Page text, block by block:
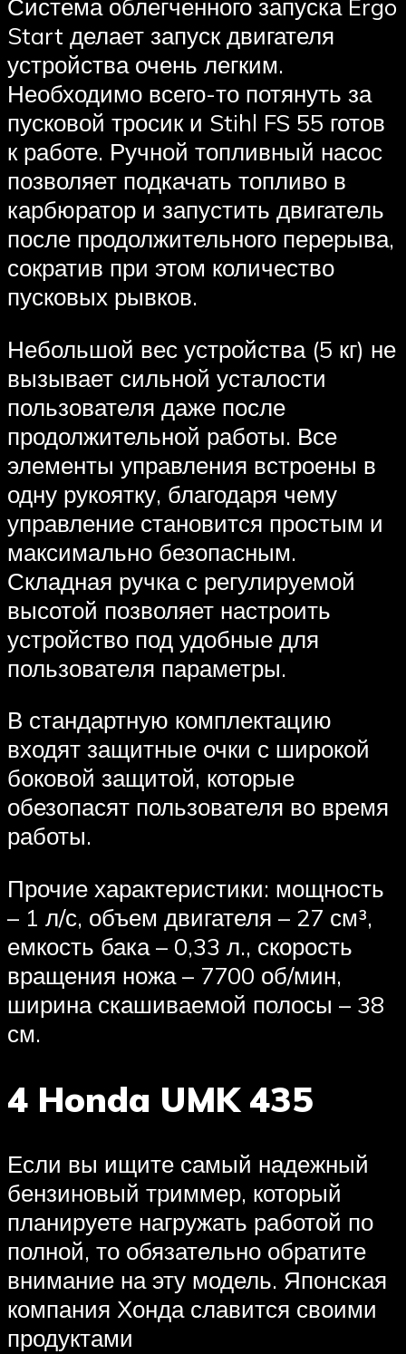
Система облегченного запуска Ergo
Start делает запуск двигателя
устройства очень легким.
Необходимо всего-то потянуть за
пусковой тросик и Stihl FS 55 готов
к работе. Ручной топливный насос
позволяет подкачать топливо в
карбюратор и запустить двигатель
после продолжительного перерыва,
сократив при этом количество
пусковых рывков.
Небольшой вес устройства (5 кг) не
вызывает сильной усталости
пользователя даже после
продолжительной работы. Все
элементы управления встроены в
одну рукоятку, благодаря чему
управление становится простым и
максимально безопасным.
Складная ручка с регулируемой
высотой позволяет настроить
устройство под удобные для
пользователя параметры.
В стандартную комплектацию
входят защитные очки с широкой
боковой защитой, которые
обезопасят пользователя во время
работы.
Прочие характеристики: мощность
– 1 л/с, объем двигателя – 27 см³,
емкость бака – 0,33 л., скорость
вращения ножа – 7700 об/мин,
ширина скашиваемой полосы – 38
см.
4 Honda UMK 435
Если вы ищите самый надежный
бензиновый триммер, который
планируете нагружать работой по
полной, то обязательно обратите
внимание на эту модель. Японская
компания Хонда славится своими
продуктами